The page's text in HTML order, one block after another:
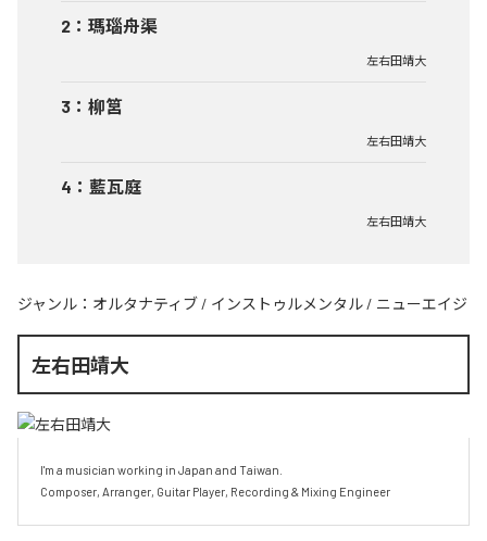
2 ： 瑪瑙舟渠
左右田靖大
3 ： 柳筥
左右田靖大
4 ： 藍瓦庭
左右田靖大
ジャンル： オルタナティブ / インストゥルメンタル / ニューエイジ
左右田靖大
I'm a musician working in Japan and Taiwan.
Composer, Arranger, Guitar Player, Recording & Mixing Engineer